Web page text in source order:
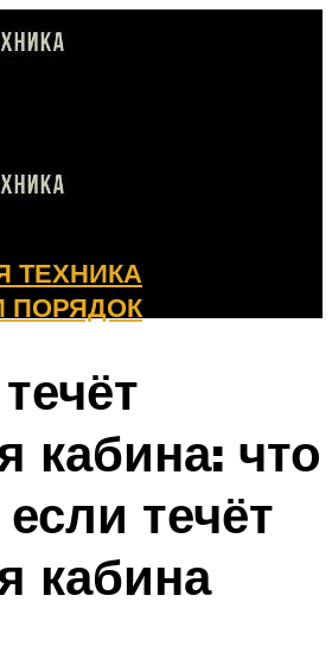
ТЕХНИКА
ПОРЯДОК
кабина: что
течёт
кабина